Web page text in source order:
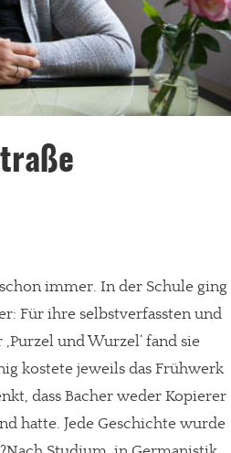
immer. In der Schule ging
Für ihre selbstverfassten und
und Wurzel‘ fand sie
kostete jeweils das Frühwerk
dass Bacher weder Kopierer
hatte. Jede Geschichte wurde